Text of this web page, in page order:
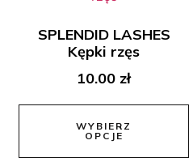
SPLENDID LASHES
Kępki rzęs
10.00 zł
WYBIERZ
OPCJE